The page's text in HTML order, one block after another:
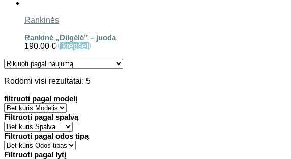
Rankinės
Rankinė „Dilgėlė” – juoda
190.00 € Į krepšelį
Rodomi visi rezultatai: 5Sorted
filtruoti pagal modelį
Filtruoti pagal spalvą
Filtruoti pagal odos tipą
Filtruoti pagal lytį